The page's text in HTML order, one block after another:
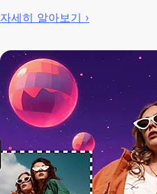
자세히 알아보기 ›